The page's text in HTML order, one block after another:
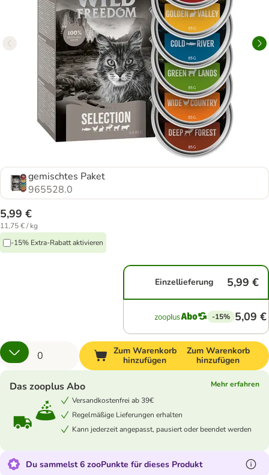
gemischtes Paket
965528.0
5,99 €
11,75 € / kg
-15% Extra-Rabatt aktivieren
Einzellieferung 5,99 €
-15% 5,09 €
Zum Warenkorb
hinzufügen
Zum Warenkorb
hinzufügen
Das zooplus Abo
Mehr erfahren
Versandkostenfrei ab 39€
Regelmäßige Lieferungen erhalten
Kann jederzeit angepasst, pausiert oder beendet werden
Du sammelst 6 zooPunkte für dieses Produkt